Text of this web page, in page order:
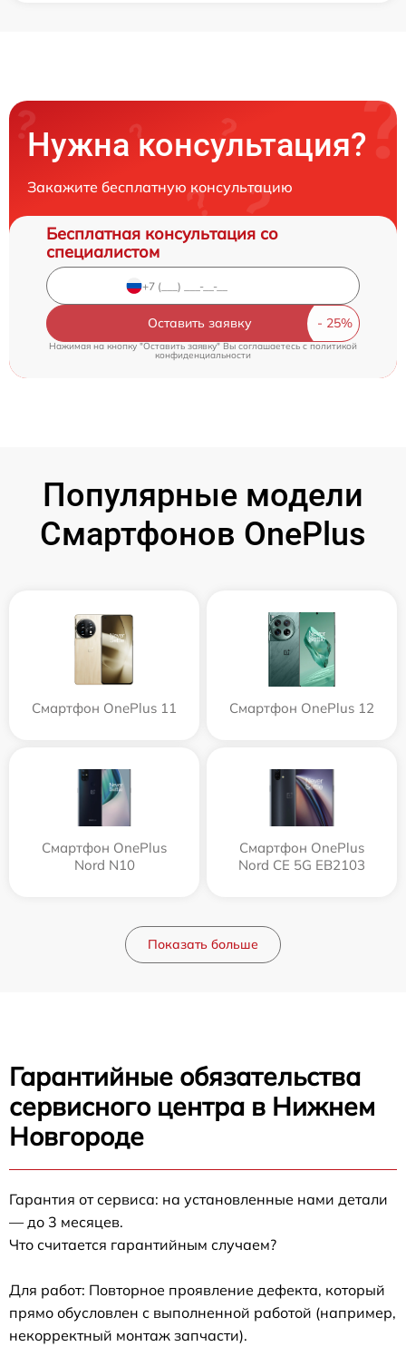
Нужна консультация?
Закажите бесплатную консультацию
Бесплатная консультация со
специалистом
Оставить заявку
Нажимая на кнопку "Оставить заявку" Вы соглашаетесь c политикой
конфиденциальности
Популярные модели
Смартфонов OnePlus
Смартфон OnePlus 11 Смартфон OnePlus 12
Смартфон OnePlus
Nord N10
Смартфон OnePlus
Nord CE 5G EB2103
Показать больше
Гарантийные обязательства
сервисного центра в Нижнем
Новгороде
Гарантия от сервиса: на установленные нами детали
— до 3 месяцев.
Что считается гарантийным случаем?
Для работ: Повторное проявление дефекта, который
прямо обусловлен с выполненной работой (например,
некорректный монтаж запчасти).